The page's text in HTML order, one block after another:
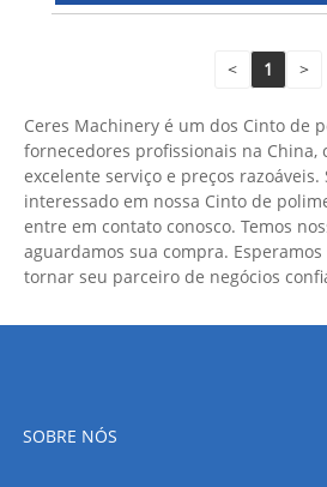
< 1 >
Ceres Machinery é um dos Cinto de
fornecedores profissionais na China,
excelente serviço e preços razoáveis.
interessado em nossa Cinto de
entre em contato conosco. Temos
aguardamos sua compra.
tornar seu parceiro de negócios
SOBRE NÓS